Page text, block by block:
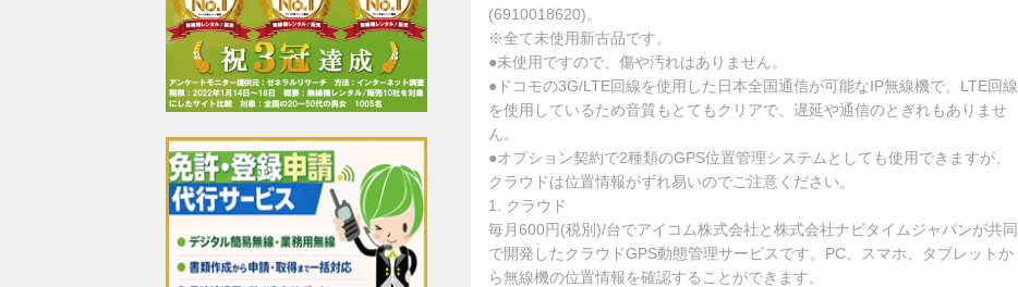
(6910018620)。
※全て未使用新古品です。
●未使用ですので、傷や汚れはありません。
●ドコモの3G/LTE回線を使用した日本全国通信が可能なIP無線機で、LTE回線
を使用しているため音質もとてもクリアで、遅延や通信のとぎれもありませ
ん。
●オプション契約で2種類のGPS位置管理システムとしても使用できますが、
クラウドは位置情報がずれ易いのでご注意ください。
1. クラウド
毎月600円(税別)/台でアイコム株式会社と株式会社ナビタイムジャパンが共同
で開発したクラウドGPS動態管理サービスです。PC、スマホ、タブレットか
ら無線機の位置情報を確認することができます。